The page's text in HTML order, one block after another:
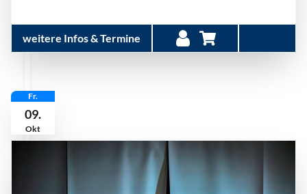
weitere Infos & Termine
Fr.
09.
Okt